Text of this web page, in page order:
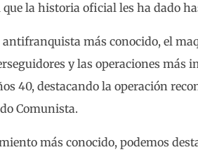
la historia oficial les ha dado
antifranquista más conocido, el
y las operaciones más
40, destacando la operación
Comunista.
más conocido, podemos